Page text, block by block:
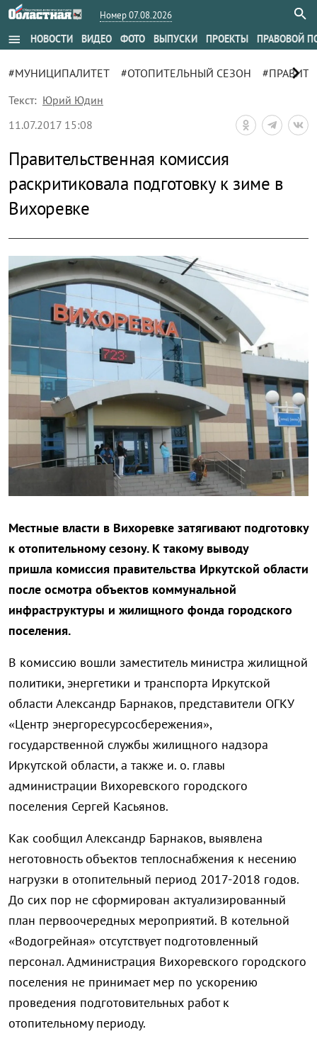
Номер 07.08.2026
menu НОВОСТИ ВИДЕО ФОТО ВЫПУСКИ ПРОЕКТЫ ПРАВОВОЙ
#МУНИЦИПАЛИТЕТ #ОТОПИТЕЛЬНЫЙ СЕЗОН chevron_right
Текст: Юрий Юдин
11.07.2017 15:08
Правительственная комиссия
раскритиковала подготовку к зиме в
Вихоревке
zoom_out_map
Местные власти в Вихоревке затягивают подготовку
к отопительному сезону. К такому выводу
пришла комиссия правительства Иркутской области
после осмотра объектов коммунальной
инфраструктуры и жилищного фонда городского
поселения.
В комиссию вошли заместитель министра жилищной
политики, энергетики и транспорта Иркутской
области Александр Барнаков, представители ОГКУ
«Центр энергоресурсосбережения»,
государственной службы жилищного надзора
Иркутской области, а также и. о. главы
администрации Вихоревского городского
поселения Сергей Касьянов.
Как сообщил Александр Барнаков, выявлена
неготовность объектов теплоснабжения к несению
нагрузки в отопительный период 2017-2018 годов.
До сих пор не сформирован актуализированный
план первоочередных мероприятий. В котельной
«Водогрейная» отсутствует подготовленный
персонал. Администрация Вихоревского городского
поселения не принимает мер по ускорению
проведения подготовительных работ к
отопительному периоду.